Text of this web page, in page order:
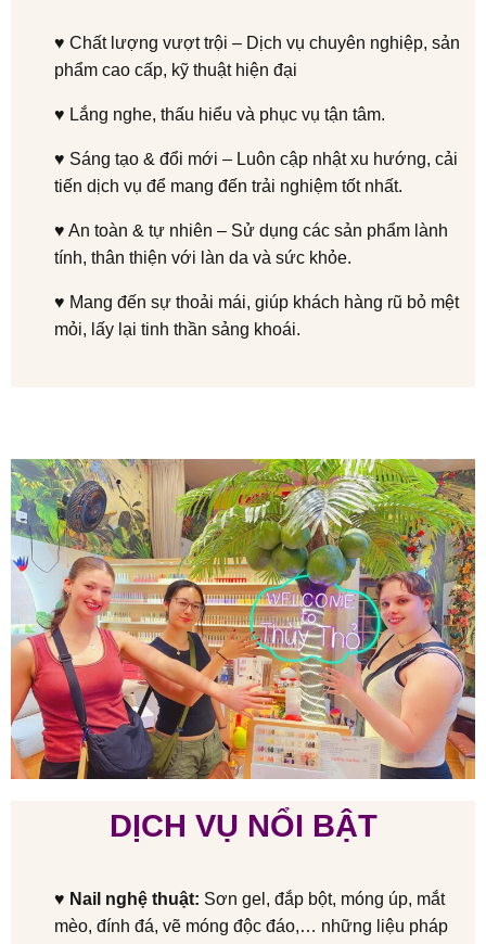
♥ Chất lượng vượt trội – Dịch vụ chuyên nghiệp, sản
phẩm cao cấp, kỹ thuật hiện đại
♥ Lắng nghe, thấu hiểu và phục vụ tận tâm.
♥ Sáng tạo & đổi mới – Luôn cập nhật xu hướng, cải
tiến dịch vụ để mang đến trải nghiệm tốt nhất.
♥ An toàn & tự nhiên – Sử dụng các sản phẩm lành
tính, thân thiện với làn da và sức khỏe.
♥ Mang đến sự thoải mái, giúp khách hàng rũ bỏ mệt
mỏi, lấy lại tinh thần sảng khoái.
DỊCH VỤ NỔI BẬT
♥ Nail nghệ thuật: Sơn gel, đắp bột, móng úp, mắt
mèo, đính đá, vẽ móng độc đáo,… những liệu pháp